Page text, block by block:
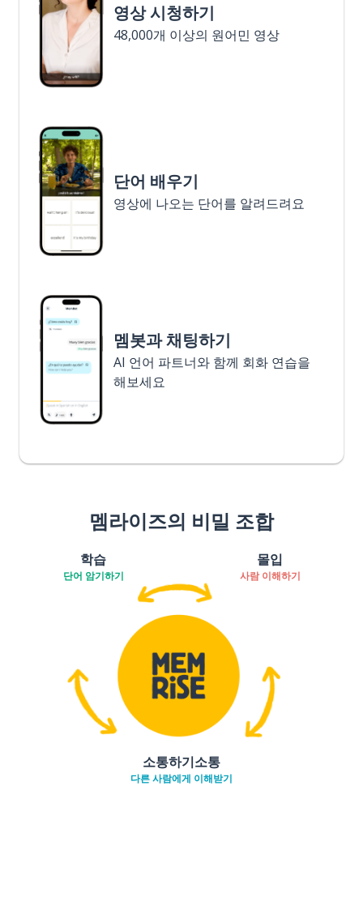
영상 시청하기
48,000개 이상의 원어민 영상
단어 배우기
영상에 나오는 단어를 알려드려요
멤봇과 채팅하기
AI 언어 파트너와 함께 회화 연습을
해보세요
멤라이즈의 비밀 조합
학습
단어 암기하기
몰입
사람 이해하기
소통하기소통
다른 사람에게 이해받기